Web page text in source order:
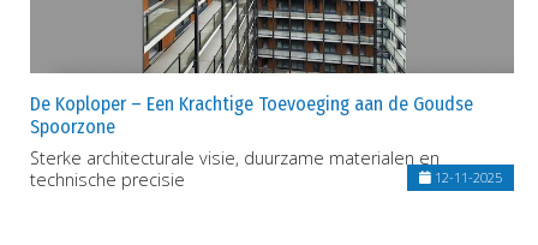
De Koploper – Een Krachtige Toevoeging aan de Goudse
Spoorzone
Sterke architecturale visie, duurzame materialen en
technische precisie
12-11-2025